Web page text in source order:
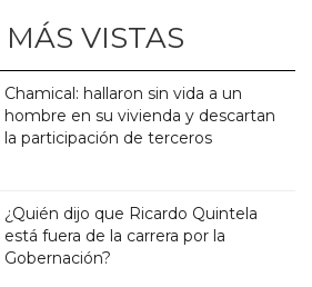
MÁS VISTAS
Chamical: hallaron sin vida a un
hombre en su vivienda y descartan
la participación de terceros
¿Quién dijo que Ricardo Quintela
está fuera de la carrera por la
Gobernación?